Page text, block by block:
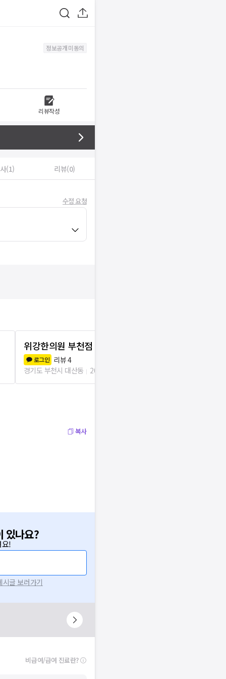
정보공개 미동의
리뷰작성
(1) 리뷰(0)
수정 요청
위강한의원 부천점
로그인 리뷰4
경기도 부천시 대산동
204m
복사
있나요?
요!
글 보러가기
비급여/급여 진료란?